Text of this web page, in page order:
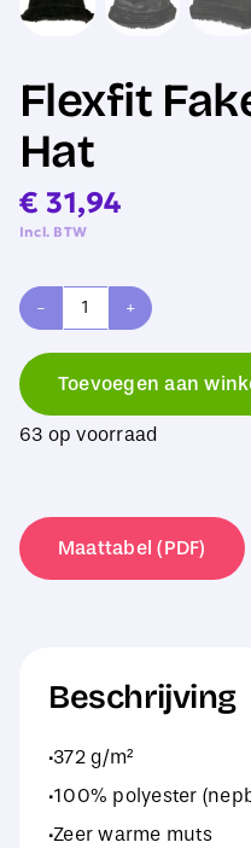
Flexfit
Hat
€ 31,94
Incl. BTW
Flexfit
Bucket
aantal
Toevoegen aan
63 op voorraad
Maattabel (PDF)
Beschrijving
·372 g/m²
·100% polyester
·Zeer warme muts